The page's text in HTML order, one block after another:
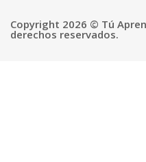
Copyright 2026 © Tú
derechos reservados.